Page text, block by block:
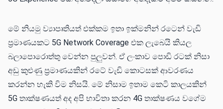
මේ නියමු ව්‍යාපෘතියත් එක්කම ඉතා ඉක්මනින් රටෙන් වැඩි
ප්‍රමාණයකට 5G Network Coverage එක ලැබෙයි කියල
බලාපොරොත්තු වෙන්න පුලුවන්. ඒ ලංකාව පොඩි රටක් නිසා
අඩු කුළුණු ප්‍රමාණයකින් රටේ වැඩි කොටසක් ආවරණය
කරන්න හැකි විම නිසයි. මේ නිසාම ඉතාම කෙටි කාලයකින්
5G තාක්ෂණයත් අද අපි භාවිතා කරන 4G තාක්ෂණය වගේම